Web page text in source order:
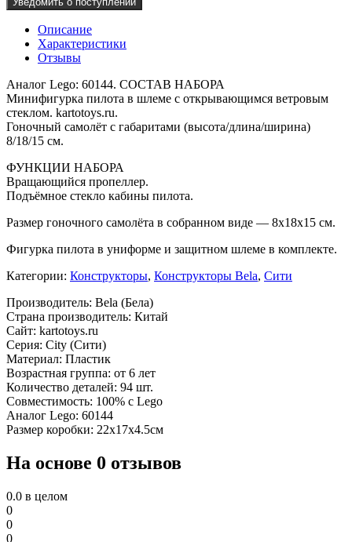
Описание
Характеристики
Отзывы
Аналог Lego: 60144. СОСТАВ НАБОРА
Минифигурка пилота в шлеме с открывающимся ветровым
стеклом. kartotoys.ru.
Гоночный самолёт с габаритами (высота/длина/ширина)
8/18/15 см.
ФУНКЦИИ НАБОРА
Вращающийся пропеллер.
Подъёмное стекло кабины пилота.
Размер гоночного самолёта в собранном виде — 8х18х15 см.
Фигурка пилота в униформе и защитном шлеме в комплекте.
Категории: Конструкторы, Конструкторы Bela, Сити
Производитель: Bela (Бела)
Страна производитель: Китай
Сайт: kartotoys.ru
Серия: City (Сити)
Материал: Пластик
Возрастная группа: от 6 лет
Количество деталей: 94 шт.
Совместимость: 100% с Lego
Аналог Lego: 60144
Размер коробки: 22х17х4.5см
На основе 0 отзывов
0.0 в целом
0
0
0